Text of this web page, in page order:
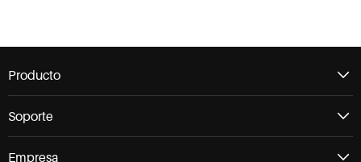
Producto
Soporte
Empresa